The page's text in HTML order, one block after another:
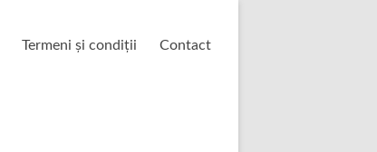
Termeni și condiții Contact